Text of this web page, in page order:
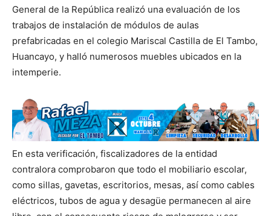
General de la República realizó una evaluación de los
trabajos de instalación de módulos de aulas
prefabricadas en el colegio Mariscal Castilla de El Tambo,
Huancayo, y halló numerosos muebles ubicados en la
intemperie.
En esta verificación, fiscalizadores de la entidad
contralora comprobaron que todo el mobiliario escolar,
como sillas, gavetas, escritorios, mesas, así como cables
eléctricos, tubos de agua y desagüe permanecen al aire